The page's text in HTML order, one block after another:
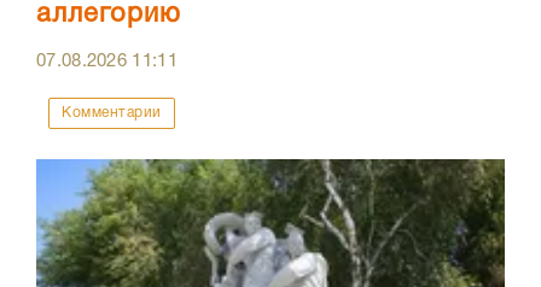
аллегорию
07.08.2026 11:11
Комментарии